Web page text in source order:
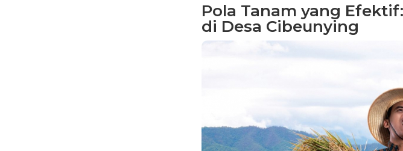
Pola Tanam yang
di Desa Cibeunying